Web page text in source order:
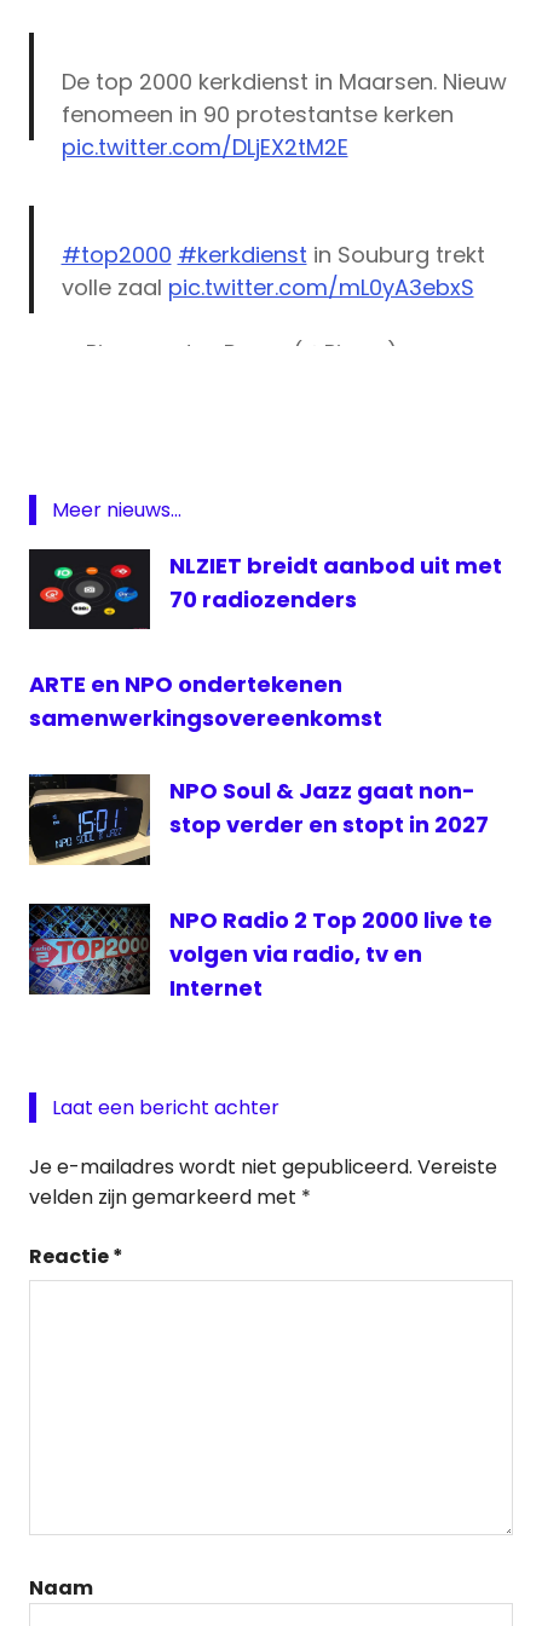
De top 2000 kerkdienst in Maarsen. Nieuw
fenomeen in 90 protestantse kerken
pic.twitter.com/DLjEX2tM2E
December 27, 2015
#top2000 #kerkdienst in Souburg trekt
volle zaal pic.twitter.com/mL0yA3ebxS
— Pim van den Berge (@Pimzn)
top
Top 2000
kerkdienst
Meer nieuws...
NLZIET breidt aanbod uit met
70 radiozenders
ARTE en NPO ondertekenen
samenwerkingsovereenkomst
NPO Soul & Jazz gaat non-
stop verder en stopt in 2027
NPO Radio 2 Top 2000 live te
volgen via radio, tv en
Internet
Laat een bericht achter
Je e-mailadres wordt niet gepubliceerd. Vereiste
velden zijn gemarkeerd met *
Reactie*
Naam